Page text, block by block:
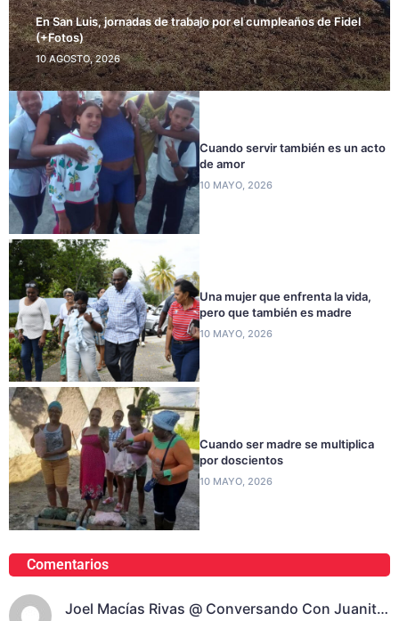
En San Luis, jornadas de trabajo por el cumpleaños de Fidel
(+Fotos)
10 AGOSTO, 2026
Cuando servir también es un acto
de amor
10 MAYO, 2026
Una mujer que enfrenta la vida,
pero que también es madre
10 MAYO, 2026
Cuando ser madre se multiplica
por doscientos
10 MAYO, 2026
Comentarios
Joel Macías Rivas @ Conversando Con Juanita